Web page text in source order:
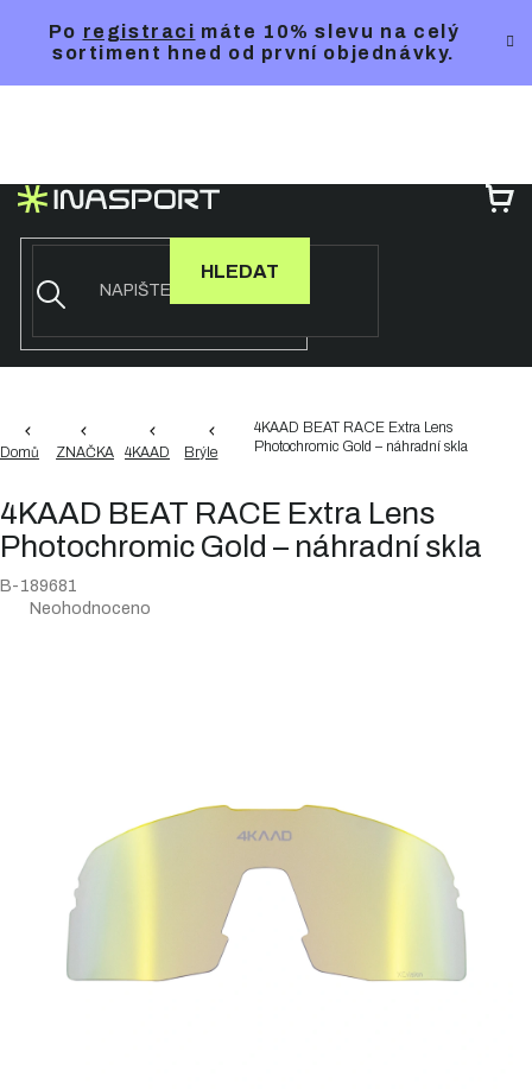
Po registraci máte 10% slevu na celý
sortiment hned od první objednávky.
HLEDAT
Domů ZNAČKA 4KAAD Brýle
4KAAD BEAT RACE Extra Lens
Photochromic Gold – náhradní skla
4KAAD BEAT RACE Extra Lens
Photochromic Gold – náhradní skla
B-189681
Průměrné
Neohodnoceno